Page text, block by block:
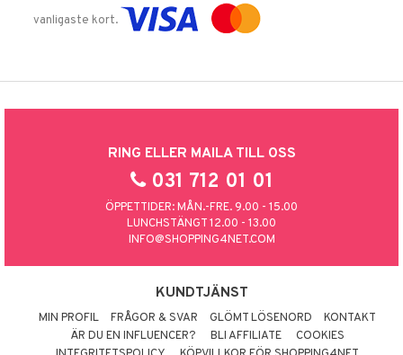
vanligaste kort.
RING ELLER MAILA TILL OSS
031 712 01 01
ÖPPETTIDER: MÅN.-FRE. 9.00 - 15.00
LUNCHSTÄNGT 12.00 - 13.00
INFO@SHOPPING4NET.COM
KUNDTJÄNST
MIN PROFIL FRÅGOR & SVAR GLÖMT LÖSENORD
KONTAKT
ÄR DU EN INFLUENCER?
BLI AFFILIATE
COOKIES